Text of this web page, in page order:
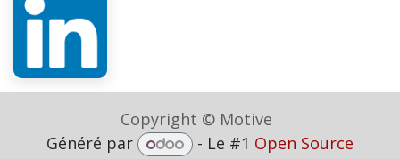
Copyright © Motive
Généré par
- Le #1 Open Source